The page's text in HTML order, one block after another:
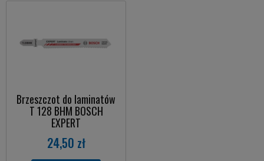
Brzeszczot do laminatów
T 128 BHM BOSCH
EXPERT
24,50 zł